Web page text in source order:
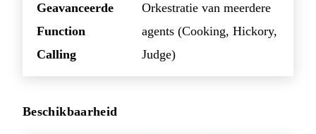
Geavanceerde
Function
Calling
Orkestratie van meerdere
agents (Cooking, Hickory,
Judge)
Beschikbaarheid